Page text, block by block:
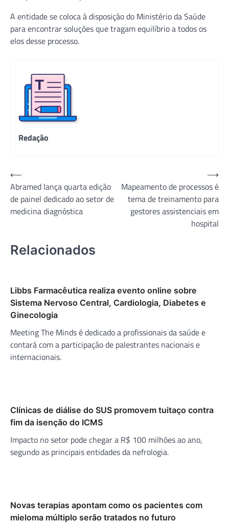
A entidade se coloca à disposição do Ministério da Saúde
para encontrar soluções que tragam equilíbrio a todos os
elos desse processo.
Redação
Navegação
de
Post
⟵
Abramed lança quarta edição
de painel dedicado ao setor de
medicina diagnóstica
Mapeamento de processos é
tema de treinamento para
gestores assistenciais em
hospital
⟶
Relacionados
Libbs Farmacêutica realiza evento online sobre
Sistema Nervoso Central, Cardiologia, Diabetes e
Ginecologia
Meeting The Minds é dedicado a profissionais da saúde e
contará com a participação de palestrantes nacionais e
internacionais.
Clínicas de diálise do SUS promovem tuitaço contra
fim da isenção do ICMS
Impacto no setor pode chegar a R$ 100 milhões ao ano,
segundo as principais entidades da nefrologia.
Novas terapias apontam como os pacientes com
mieloma múltiplo serão tratados no futuro